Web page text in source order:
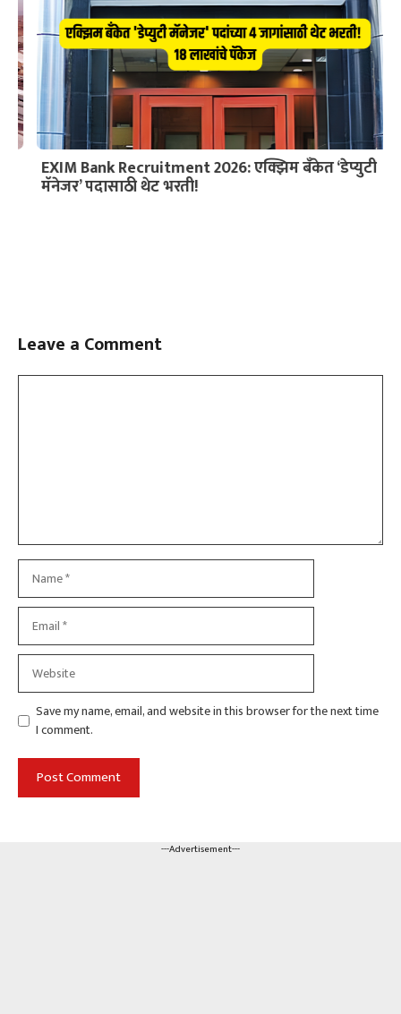
EXIM Bank Recruitment 2026: एक्झिम बँकेत ‘डेप्युटी
मॅनेजर’ पदासाठी थेट भरती!
Slide 3 of 6
Leave a Comment
Save my name, email, and website in this browser for the next time
I comment.
---Advertisement---